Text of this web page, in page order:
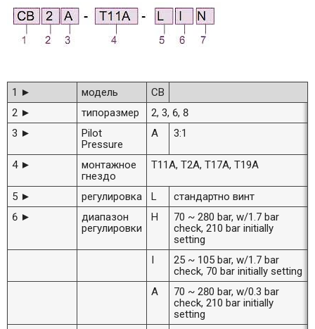
1 ► модель
CB
2 ►
типоразмер
2, 3, 6, 8
3 ►
Pilot
Pressure
A 3:1
4 ►
монтажное
гнездо
T11A, T2A, T17A, T19A
5 ► регулировка L
стандартно винт
6 ►
диапазон
регулировки
H
70 ~ 280 bar, w/1.7 bar
check, 210 bar initially
setting
I
25 ~ 105 bar, w/1.7 bar
check, 70 bar initially setting
A
70 ~ 280 bar, w/0.3 bar
check, 210 bar initially
setting